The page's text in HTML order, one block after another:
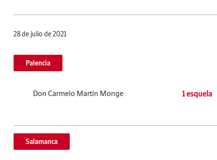
28 de julio de 2021
Palencia
Don Carmelo Martín Monge 1 esquela
Salamanca